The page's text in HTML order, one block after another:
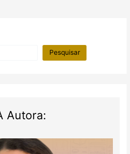
Pesquisar
Autora: